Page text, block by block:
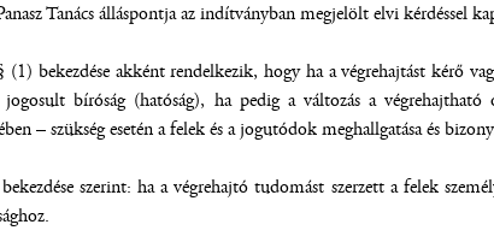
Tanács álláspontja az indítványban megjelölt elvi kérdéssel
bekezdése akként rendelkezik, hogy ha a végrehajtást kérő
bíróság (hatóság), ha pedig a változás a
– szükség esetén a felek és a jogutódok meghallgatása és
szerint: ha a végrehajtó tudomást szerzett a felek